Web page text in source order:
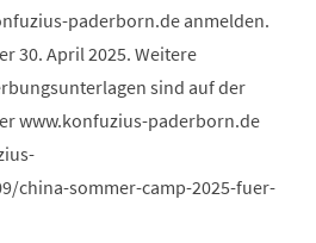
paderborn deanmelden.
30. April 2025. Weitere
sind auf der
www.konfuzius-paderborn.de
china-sommer-camp-2025-fuer-